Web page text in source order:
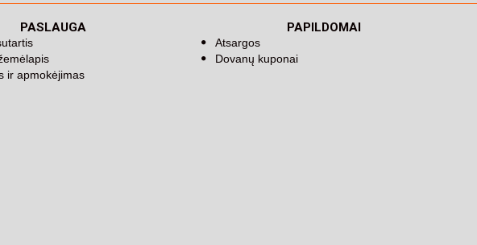
PASLAUGA
ir apmokėjimas
PAPILDOMAI
Atsargos
Dovanų kuponai